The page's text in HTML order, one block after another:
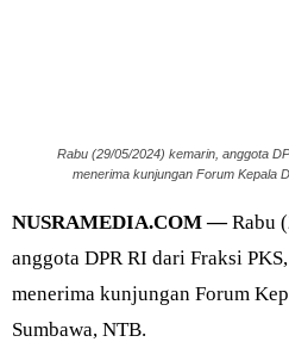
Rabu (29/05/2024) kemarin, anggota
menerima kunjungan Forum Kepala
NUSRAMEDIA.COM —Rabu
anggota DPR RI dari Fraksi
menerima kunjungan Forum
Sumbawa, NTB.